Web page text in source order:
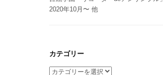
2020年10月〜 他
カテゴリー
カ